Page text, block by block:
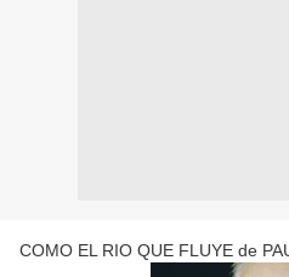
COMO EL RIO QUE FLUYE de